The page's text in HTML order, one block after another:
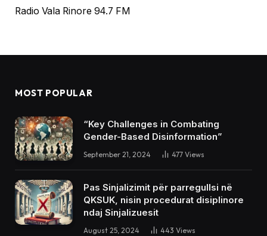
Radio Vala Rinore 94.7 FM
MOST POPULAR
“Key Challenges in Combating
Gender-Based Disinformation”
September 21, 2024 477 Views
Pas Sinjalizimit për parregullsi në
QKSUK, nisin procedurat disiplinore
ndaj Sinjalizuesit
August 25, 2024 443 Views